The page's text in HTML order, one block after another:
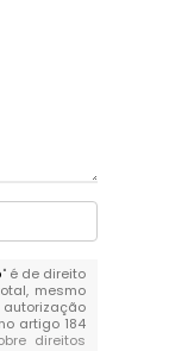
" é de direito
mesmo
artigo 184
direitos